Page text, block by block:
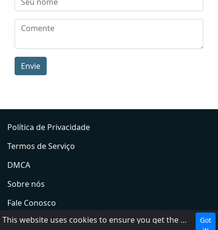
Envie
Política de Privacidade
Termos de Serviço
DMCA
Sobre nós
Fale Conosco
Adicionar rádio
This website uses cookies to ensure you get the best experience on our website.
Got